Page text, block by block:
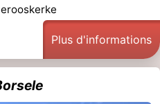
Plus d'informations